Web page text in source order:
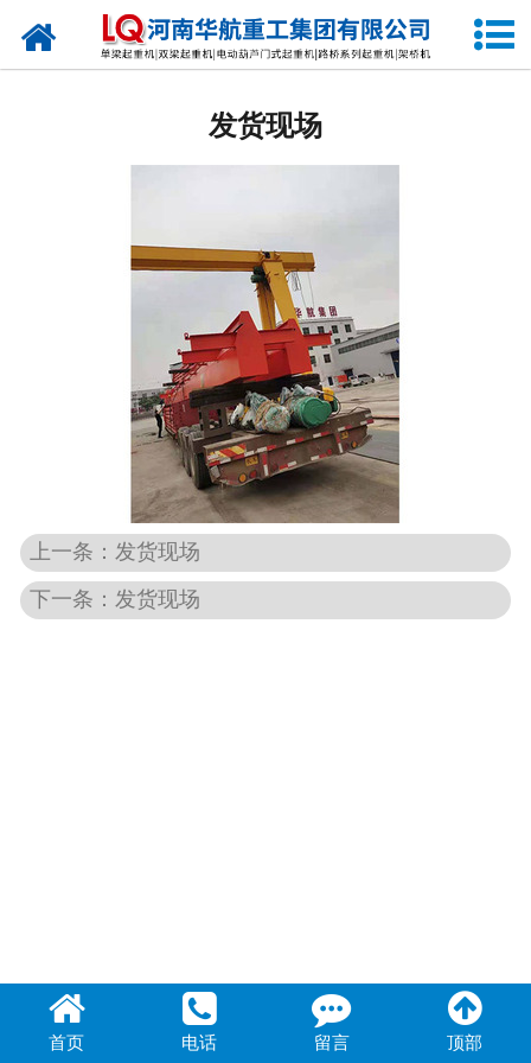
网站首页
发货现场
视频中心
资质荣誉
公司业绩
联系我们
发货现场
上一条：发货现场
下一条：发货现场
首页 电话 留言 顶部